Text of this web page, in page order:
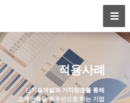
적용사례
신기술개발과 가치창조를 통해
고객만족을 최우선으로 하는 기업